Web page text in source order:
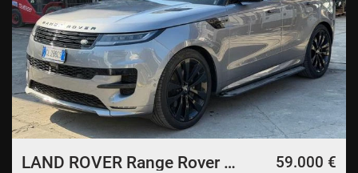
LAND ROVER Range Rover Sport 59.000 €